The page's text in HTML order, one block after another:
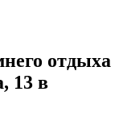
отдыха
13 в